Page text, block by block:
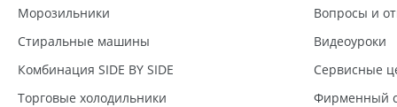
Морозильники
Стиральные машины
Комбинация SIDE BY SIDE
Торговые холодильники
Вопросы и
Видеоуроки
Сервисные
Фирменный